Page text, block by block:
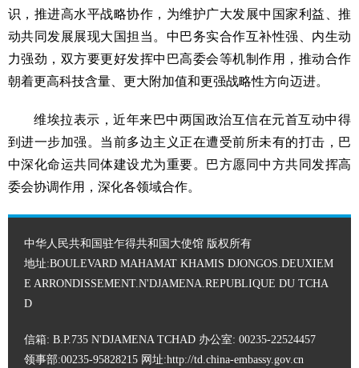
识，推进高水平战略协作，为维护广大发展中国家利益、推
动共同发展展现大国担当。中巴务实合作互补性强、内生动
力强劲，双方要更好发挥中巴高委会等机制作用，推动合作
朝着更高科技含量、更大附加值和更强战略性方向迈进。
维埃拉表示，近年来巴中两国政治互信在元首互动中得
到进一步加强。当前多边主义正在遭受前所未有的打击，巴
中深化命运共同体建设尤为重要。巴方愿同中方共同发挥高
委会协调作用，深化各领域合作。
中华人民共和国驻乍得共和国大使馆 版权所有
地址:BOULEVARD MAHAMAT KHAMIS DJONGOS.DEUXIEM
E ARRONDISSEMENT.N'DJAMENA.REPUBLIQUE DU TCHA
D
信箱: B.P.735 N'DJAMENA TCHAD 办公室: 00235-22524457
领事部:00235-95828215 网址:http://td.china-embassy.gov.cn